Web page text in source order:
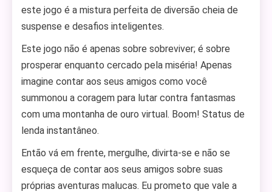
este jogo é a mistura perfeita de diversão cheia de
suspense e desafios inteligentes.
Este jogo não é apenas sobre sobreviver; é sobre
prosperar enquanto cercado pela miséria! Apenas
imagine contar aos seus amigos como você
summonou a coragem para lutar contra fantasmas
com uma montanha de ouro virtual. Boom! Status de
lenda instantâneo.
Então vá em frente, mergulhe, divirta-se e não se
esqueça de contar aos seus amigos sobre suas
próprias aventuras malucas. Eu prometo que vale a